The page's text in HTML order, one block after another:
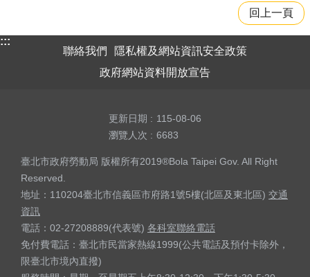
回上一頁
:::
聯絡我們
隱私權及網站資訊安全政策
政府網站資料開放宣告
更新日期
115-08-06
瀏覽人次
6683
臺北市政府勞動局 版權所有2019®Bola Taipei Gov. All Right
Reserved.
地址：110204臺北市信義區市府路1號5樓(北區及東北區) 交通
資訊
電話：02-27208889(代表號) 各科室聯絡電話
免付費電話：臺北市民當家熱線1999(公共電話及預付卡除外，
限臺北市境內直撥)